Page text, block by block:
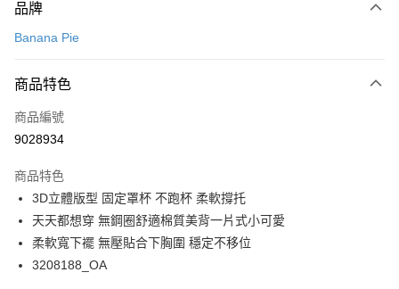
信用卡一次付款
LINE Pay
Apple Pay
Google Pay
全支付
全盈+PAY
品牌
Banana Pie
商品特色
商品編號
9028934
商品特色
3D立體版型 固定罩杯 不跑杯 柔軟撐托
天天都想穿 無鋼圈舒適棉質美背一片式小可愛
柔軟寬下襬 無壓貼合下胸圍 穩定不移位
3208188_OA